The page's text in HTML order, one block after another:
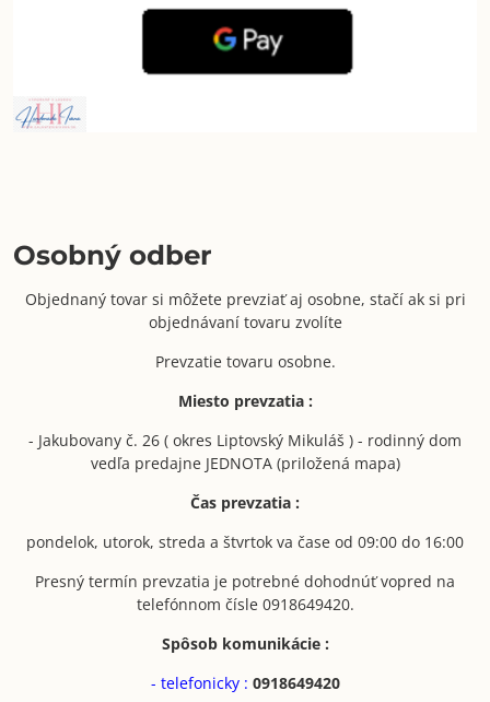
Osobný odber
Objednaný tovar si môžete prevziať aj osobne, stačí ak si pri
objednávaní tovaru zvolíte
Prevzatie tovaru osobne.
Miesto prevzatia :
- Jakubovany č. 26 ( okres Liptovský Mikuláš ) - rodinný dom
vedľa predajne JEDNOTA (priložená mapa)
Čas prevzatia :
pondelok, utorok, streda a štvrtok va čase od 09:00 do 16:00
Presný termín prevzatia je potrebné dohodnúť vopred na
telefónnom čísle 0918649420.
Spôsob komunikácie :
- telefonicky : 0918649420